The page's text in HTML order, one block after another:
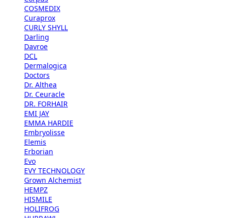
COSMEDIX
Curaprox
CURLY SHYLL
Darling
Davroe
DCL
Dermalogica
Doctors
Dr. Althea
Dr. Ceuracle
DR. FORHAIR
EMI JAY
EMMA HARDIE
Embryolisse
Elemis
Erborian
Evo
EVY TECHNOLOGY
Grown Alchemist
HEMPZ
HISMILE
HOLIFROG